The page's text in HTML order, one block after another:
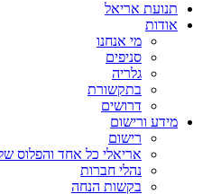
תנועת אריאל
אודות
מי אנחנו
סניפים
גלריה
בתקשורת
דרושים
מידע ורישום
רישום
אריאלי כל אחד והפלוס שלו
נהלי חברות
בקשות הנחה